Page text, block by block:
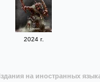
2024 г.
на иностранных